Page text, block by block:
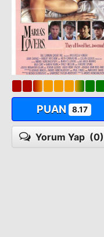
PUAN 8.17
Yorum Yap (0)